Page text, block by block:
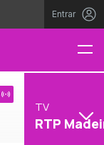
Entrar
TV
RTP